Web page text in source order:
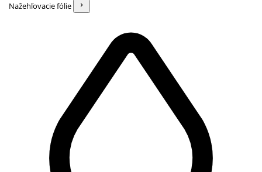
Nažehľovacie fólie